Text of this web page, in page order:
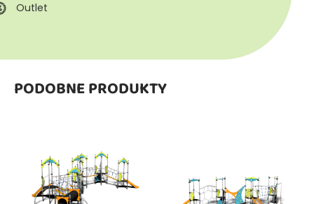
Outlet
PODOBNE PRODUKTY